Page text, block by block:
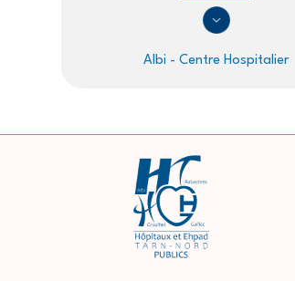
Albi - Centre Hospitalier